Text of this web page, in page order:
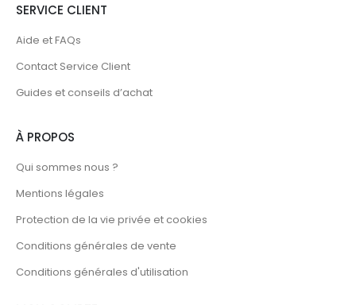
SERVICE CLIENT
Aide et FAQs
Contact Service Client
Guides et conseils d’achat
À PROPOS
Qui sommes nous ?
Mentions légales
Protection de la vie privée et cookies
Conditions générales de vente
Conditions générales d'utilisation